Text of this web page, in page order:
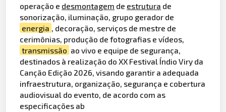
operação e desmontagem de estrutura de
sonorização, iluminação, grupo gerador de
energia
, decoração, serviços de mestre de
cerimônias, produção de fotografias e vídeos,
transmissão ao vivo e equipe de segurança,
destinados à realização do XX Festival Índio Viry da
Canção Edição 2026, visando garantir a adequada
infraestrutura, organização, segurança e cobertura
audiovisual do evento, de acordo com as
especificações ab